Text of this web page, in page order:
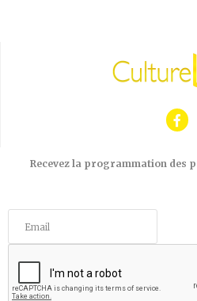
Recevez la programmation des